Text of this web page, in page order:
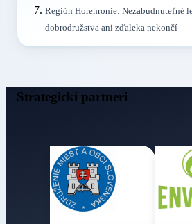
Región Horehronie: Nezabudnuteľné
dobrodružstva ani zďaleka nekončí
Strategickí partneri